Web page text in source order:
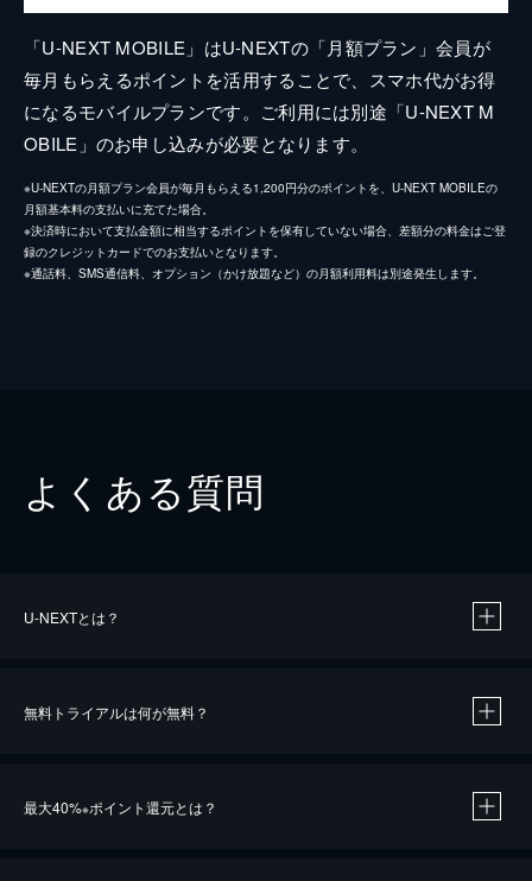
「U-NEXT MOBILE」はU-NEXTの「月額プラン」会員が
毎月もらえるポイントを活用することで、スマホ代がお得
になるモバイルプランです。ご利用には別途「U-NEXT M
OBILE」のお申し込みが必要となります。
※U-NEXTの月額プラン会員が毎月もらえる1,200円分のポイントを、U-NEXT MOBILEの
月額基本料の支払いに充てた場合。
※決済時において支払金額に相当するポイントを保有していない場合、差額分の料金はご登
録のクレジットカードでのお支払いとなります。
※通話料、SMS通信料、オプション（かけ放題など）の月額利用料は別途発生します。
よくある質問
U-NEXTとは？
無料トライアルは何が無料？
最大40%※ポイント還元とは？